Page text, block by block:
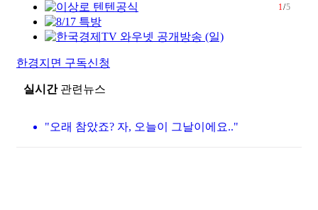
1/5
한경지면 구독신청
실시간관련뉴스
"오래 참았죠? 자, 오늘이 그날이에요.."